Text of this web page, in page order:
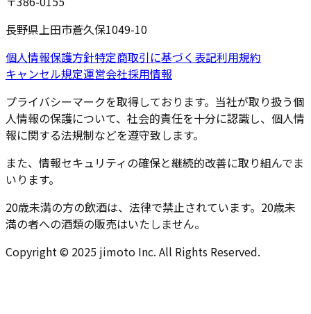
長野県上田市蒼久保1049-10
個人情報保護方針特定商取引に基づく表記利用規約
キャンセル規定運営会社採用情報
プライバシーマークを取得しております。当社が取り扱う個
人情報の保護について、社会的責任を十分に認識し、個人情
報に関する法規制などを遵守致します。
また、情報セキュリティの確保と継続的改善に取り組んでま
いります。
20歳未満の方の飲酒は、法律で禁止されています。20歳未
満の者への酒類の販売はいたしません。
Copyright © 2025 jimoto Inc. All Rights Reserved.